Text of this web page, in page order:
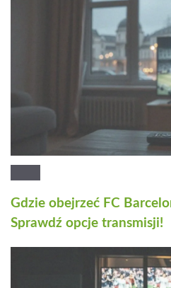
Gdzie obejrzeć FC
Sprawdź opcje transmisji!